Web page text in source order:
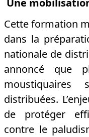
Une
Cette formation
dans la
nationale de
annoncé que
distribuées.
de protéger
contre le